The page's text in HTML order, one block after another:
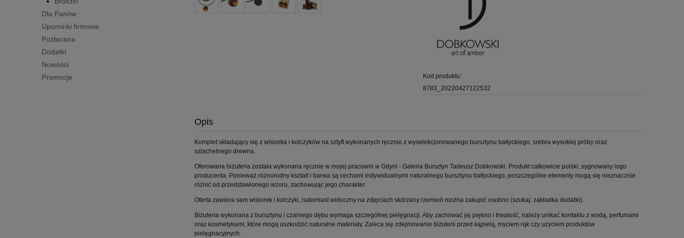
Dla Panów
Upominki firmowe
Pozłacana
Dodatki
Nowości
Promocje
Kod produktu:
8783_20220427122532
Opis
Komplet składający się z wisiorka i kolczyków na sztyft wykonanych ręcznie z wyselekcjonowanego bursztynu bałtyckiego, srebra wysokiej próby oraz
szlachetnego drewna.
Oferowana biżuteria została wykonana ręcznie w mojej pracowni w Gdyni - Galeria Bursztyn Tadeusz Dobkowski. Produkt całkowicie polski, sygnowany logo
producenta. Ponieważ różnorodny kształt i barwa są cechami indywidualnymi naturalnego bursztynu bałtyckiego, poszczególne elementy mogą się nieznacznie
różnić od przedstawionego wzoru, zachowując jego charakter.
Oferta zawiera sam wisiorek i kolczyki, natomiast widoczny na zdjęciach skórzany rzemień można zakupić osobno (szukaj: zakładka dodatki).
Biżuteria wykonana z bursztynu i czarnego dębu wymaga szczególnej pielęgnacji. Aby zachować jej piękno i trwałość, należy unikać kontaktu z wodą, perfumami
oraz kosmetykami, które mogą uszkodzić naturalne materiały. Zaleca się zdejmowanie biżuterii przed kąpielą, myciem rąk czy użyciem produktów
pielęgnacyjnych.